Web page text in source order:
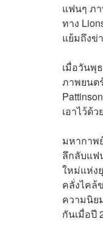
แฟนๆ ภ
ทาง
แย้มถึงข่
เมื่อวันพุ
ภาพยนต
เอาไว้ด้
มหากาพ
ลึกลับแฟ
ใหม่แห่ง
คลั่งไคล้
ความนิย
กันเมื่อปี